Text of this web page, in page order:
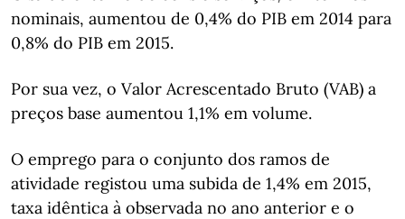
nominais, aumentou de 0,4% do PIB em 2014 para
0,8% do PIB em 2015.
Por sua vez, o Valor Acrescentado Bruto (VAB) a
preços base aumentou 1,1% em volume.
O emprego para o conjunto dos ramos de
atividade registou uma subida de 1,4% em 2015,
taxa idêntica à observada no ano anterior e o